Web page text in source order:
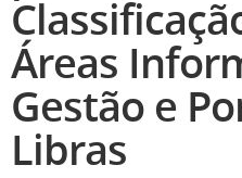
Áreas
Gestão e
Libras